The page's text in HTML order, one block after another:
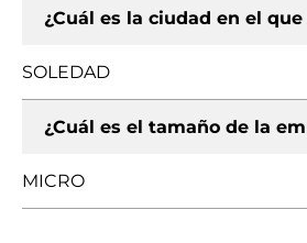
¿Cuál es la ciudad en el
SOLEDAD
¿Cuál es el tamaño de la
MICRO